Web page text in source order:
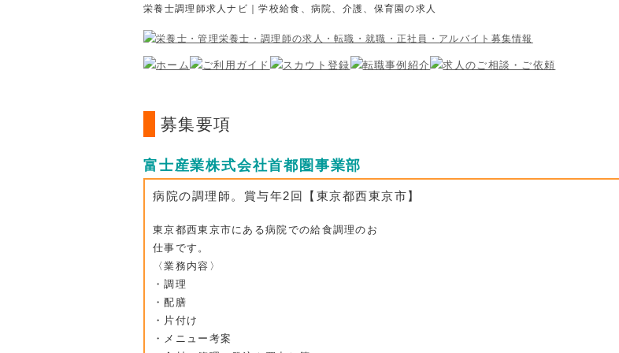
栄養士調理師求人ナビ｜学校給食、病院、介護、保育園の求人
募集要項
富士産業株式会社首都圏事業部
病院の調理師。賞与年2回【東京都西東京市】
東京都西東京市にある病院での給食調理のお
仕事です。
〈業務内容〉
・調理
・配膳
・片付け
・メニュー考案